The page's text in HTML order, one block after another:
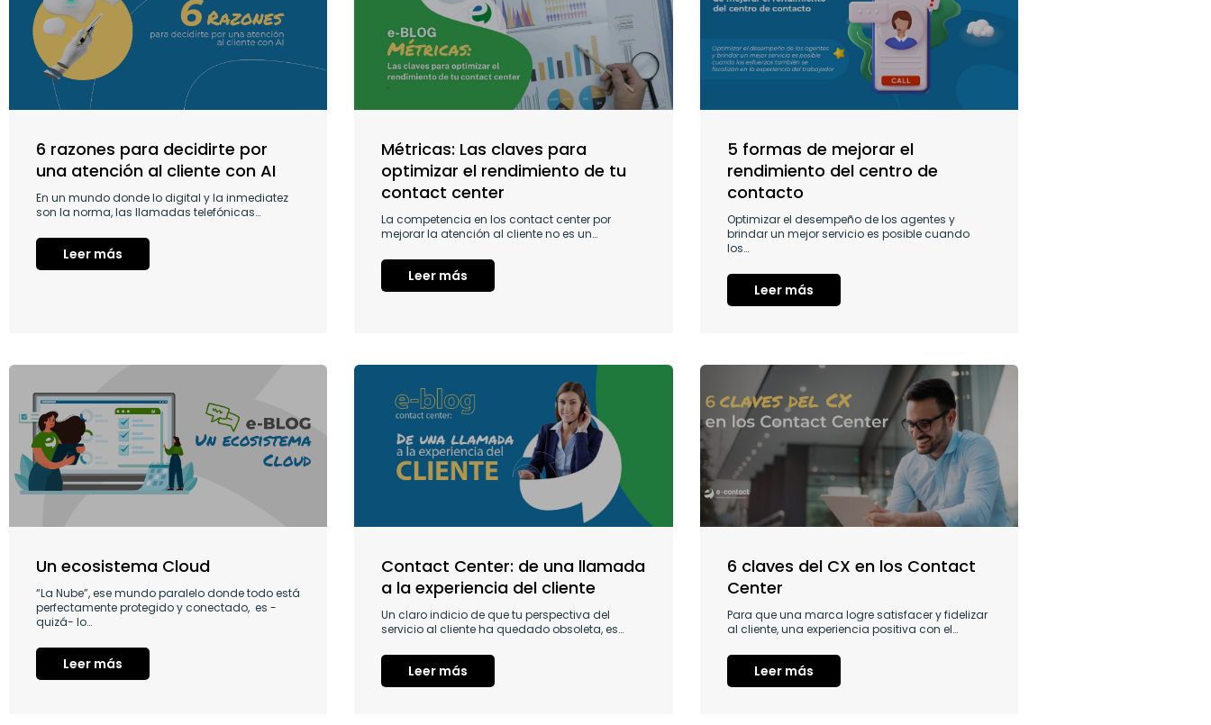
6 razones para decidirte por
una atención al cliente con AI
En un mundo donde lo digital y la inmediatez
son la norma, las llamadas telefónicas…
Leer más
Métricas: Las claves para
optimizar el rendimiento de tu
contact center
La competencia en los contact center por
mejorar la atención al cliente no es un…
Leer más
5 formas de mejorar el
rendimiento del centro de
contacto
Optimizar el desempeño de los agentes y
brindar un mejor servicio es posible cuando
los…
Leer más
Un ecosistema Cloud
“La Nube”, ese mundo paralelo donde todo está
perfectamente protegido y conectado, es -
quizá- lo…
Leer más
Contact Center: de una llamada
a la experiencia del cliente
Un claro indicio de que tu perspectiva del
servicio al cliente ha quedado obsoleta, es…
Leer más
6 claves del CX en los Contact
Center
Para que una marca logre satisfacer y fidelizar
al cliente, una experiencia positiva con el…
Leer más